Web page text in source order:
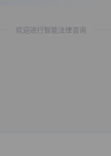
欢迎进行智能法律咨询